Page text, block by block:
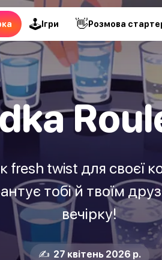
🕹Ігри 👋Pозмова
twist для своєї
тобі й твоїм
вечірку!
✍️ 27 квітень 2026 р.